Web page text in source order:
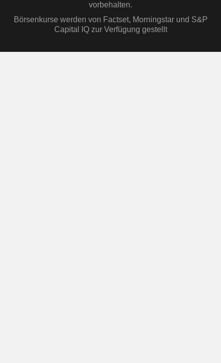
vorbehalten.
Börsenkurse werden von Factset, Morningstar und S&P
Capital IQ zur Verfügung gestellt